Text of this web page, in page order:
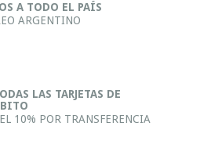
A TODO EL PAÍS
ARGENTINO
LAS TARJETAS DE
10% POR TRANSFERENCIA